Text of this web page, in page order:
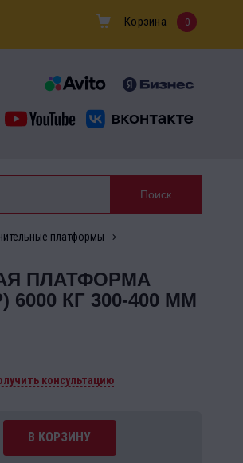
Корзина 0
платформы
ПЛАТФОРМА
КГ 300-400 ММ
консультацию
В КОРЗИНУ